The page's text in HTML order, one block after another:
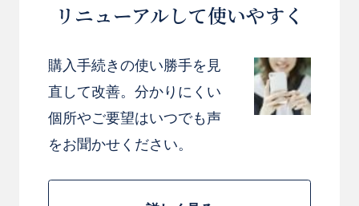
リニューアルして使いやすく
購入手続きの使い勝手を見
直して改善。分かりにくい
個所やご要望はいつでも声
をお聞かせください。
お買い物を続ける カートへ進む